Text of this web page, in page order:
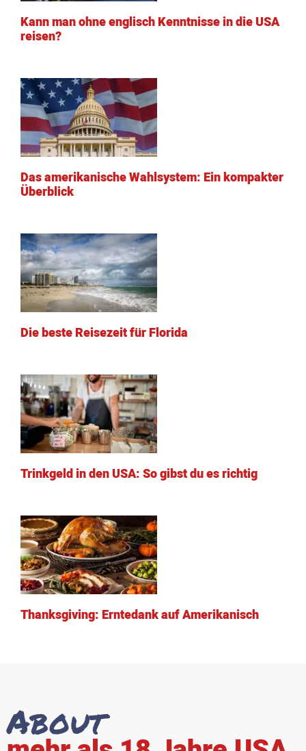
Kann man ohne englisch Kenntnisse in die USA
reisen?
Das amerikanische Wahlsystem: Ein kompakter
Überblick
Die beste Reisezeit für Florida
Trinkgeld in den USA: So gibst du es richtig
Thanksgiving: Erntedank auf Amerikanisch
About